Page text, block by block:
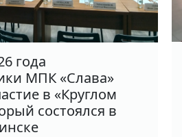
года
МПК «Слава»
в «Круглом
состоялся в